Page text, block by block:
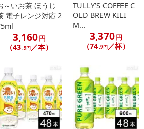
～いお茶 ほうじ
電子レンジ対応 2
3,160円
（43.9円／本）
TULLY’S COFFEE C
OLD BREW KILI
M...
3,370円
（74.9円／杯）